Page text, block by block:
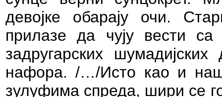
девојке обарају очи.
прилазе да чују вести
задругарских
нафора. /…/Исто као и
зулуфима спреда, шири се